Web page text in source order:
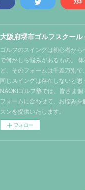
ゴルフのスイングは初心者から
で何かしら悩みがあるもの。
ど、そのフォームは千差万別で
同じスイングは存在しないと思
NAOKIゴルフ塾では、皆さま
フォームに合わせて、お悩みを
スンを提供いたします。
フォロー